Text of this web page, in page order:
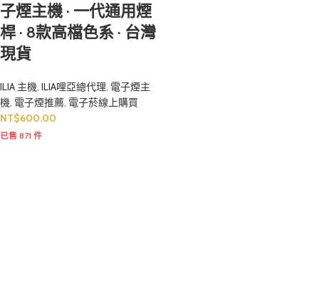
子煙主機 · 一代通用煙
桿 · 8款高檔色系 · 台灣
現貨
ILIA 主機, ILIA哩亞總代理, 電子煙主
機, 電子煙推薦, 電子菸線上購買
NT$600.00
已售 871 件